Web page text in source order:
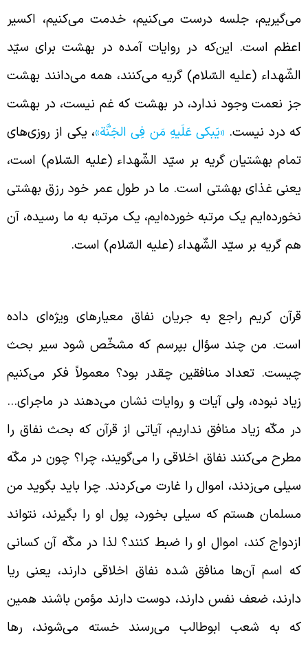
جلسه درست می‌کنیم، خدمت می‌کنیم، اکسیر
است. این‌که در روایات آمده در بهشت برای سیّد
(علیه السّلام) گریه می‌کنند، همه می‌دانند بهشت
نعمت وجود ندارد، در بهشت که غم نیست، در بهشت
درد نیست.«یَبکی عَلَیهِ مَن فِی الجَنَّة»، یکی از روزی‌های
بهشتیان گریه بر سیّد الشّهداء (علیه السّلام) است،
غذای بهشتی است. ما در طول عمر خود رزق بهشتی
یک مرتبه خورده‌ایم، یک مرتبه به ما رسیده، آن
گریه بر سیّد الشّهداء (علیه السّلام) است.
کریم راجع به جریان نفاق معیارهای ویژه‌ای داده
من چند سؤال بپرسم که مشخّص شود سیر بحث
تعداد منافقین چقدر بود؟ معمولاً فکر می‌کنیم
نبوده، ولی آیات و روایات نشان می‌دهند در ماجرای…
مکّه زیاد منافق نداریم، آیاتی از قرآن که بحث نفاق را
می‌کنند نفاق اخلاقی را می‌‌گویند، چرا؟ چون در مکّه
می‌زدند، اموال را غارت می‌کردند. چرا باید بگوید من
هستم که سیلی بخورد، پول او را بگیرند، نتواند
کند، اموال او را ضبط کنند؟ لذا در مکّه آن کسانی
اسم آن‌ها منافق شده نفاق اخلاقی دارند، یعنی ریا
ضعف نفس دارند، دوست دارند مؤمن باشند همین
به شعب ابوطالب می‌رسند خسته می‌شوند، رها